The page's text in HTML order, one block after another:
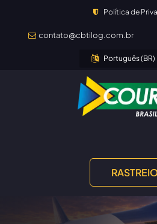
Política de
contato@cbtilog.com.br
Português (BR)